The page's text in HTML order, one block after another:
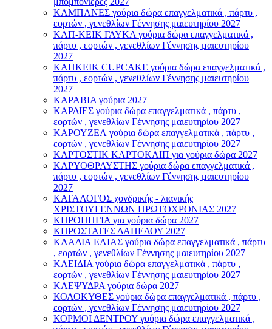
ΚΑΜΠΑΝΕΣ γούρια δώρα επαγγελματικά , πάρτυ ,
εορτών , γενεθλίων Γέννησης μαιευτηρίου 2027
ΚΑΠ-ΚΕΙΚ ΓΛΥΚΑ γούρια δώρα επαγγελματικά ,
πάρτυ , εορτών , γενεθλίων Γέννησης μαιευτηρίου
2027
ΚΑΠΚΕΙΚ CUPCAKE γούρια δώρα επαγγελματικά ,
πάρτυ , εορτών , γενεθλίων Γέννησης μαιευτηρίου
2027
ΚΑΡΑΒΙΑ γούρια 2027
ΚΑΡΔΙΕΣ γούρια δώρα επαγγελματικά , πάρτυ ,
εορτών , γενεθλίων Γέννησης μαιευτηρίου 2027
ΚΑΡΟΥΖΕΛ γούρια δώρα επαγγελματικά , πάρτυ ,
εορτών , γενεθλίων Γέννησης μαιευτηρίου 2027
ΚΑΡΤΟΣΤΙΚ ΚΑΡΤΟΚΛΙΠ για γούρια δώρα 2027
ΚΑΡΥΟΘΡΑΥΣΤΗΣ γούρια δώρα επαγγελματικά ,
πάρτυ , εορτών , γενεθλίων Γέννησης μαιευτηρίου
2027
ΚΑΤΑΛΟΓΟΣ χονδρικής - λιανικής
ΧΡΙΣΤΟΥΓΕΝΝΩΝ ΠΡΩΤΟΧΡΟΝΙΑΣ 2027
ΚΗΡΟΠΗΓΙΑ για γούρια δώρα 2027
ΚΗΡΟΣΤΑΤΕΣ ΔΑΠΕΔΟΥ 2027
ΚΛΑΔΙΑ ΕΛΙΑΣ γούρια δώρα επαγγελματικά , πάρτυ
, εορτών , γενεθλίων Γέννησης μαιευτηρίου 2027
ΚΛΕΙΔΙΑ γούρια δώρα επαγγελματικά , πάρτυ ,
εορτών , γενεθλίων Γέννησης μαιευτηρίου 2027
ΚΛΕΨΥΔΡΑ γούρια δώρα 2027
ΚΟΛΟΚΥΘΕΣ γούρια δώρα επαγγελματικά , πάρτυ ,
εορτών , γενεθλίων Γέννησης μαιευτηρίου 2027
ΚΟΡΜΟΙ ΔΕΝΤΡΟΥ γούρια δώρα επαγγελματικά ,